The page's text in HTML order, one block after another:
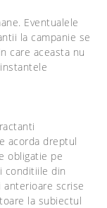
Eventualele
la campanie se
care aceasta nu
acorda dreptul
obligatie pe
conditiile din
scrise
la subiectul